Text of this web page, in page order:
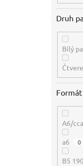
Druh
Bílý
Formát
A6/
a6 0
B5